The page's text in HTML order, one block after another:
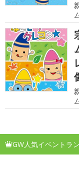
GW人気イベントラ